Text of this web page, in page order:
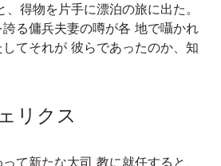
得物を片手に漂泊の旅に出た。
る傭兵夫妻の噂が各 地で囁かれ
てそれが 彼らであったのか、知
リクス
て新たな大司 教に就任すると、